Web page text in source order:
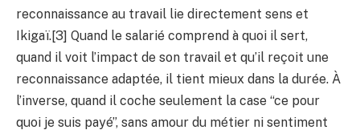
reconnaissance au travail lie directement sens et
Ikigaï.[3] Quand le salarié comprend à quoi il sert,
quand il voit l’impact de son travail et qu’il reçoit une
reconnaissance adaptée, il tient mieux dans la durée. À
l’inverse, quand il coche seulement la case “ce pour
quoi je suis payé”, sans amour du métier ni sentiment